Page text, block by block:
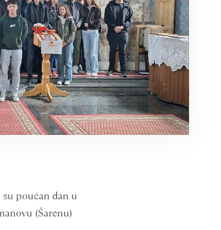
poučan dan u
(Šarenu)